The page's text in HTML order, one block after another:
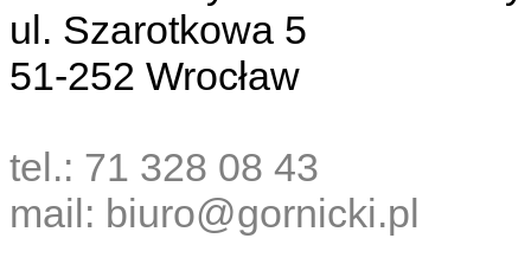
ul. Szarotkowa 5
51-252 Wrocław
tel.: 71 328 08 43
mail: biuro@gornicki.pl